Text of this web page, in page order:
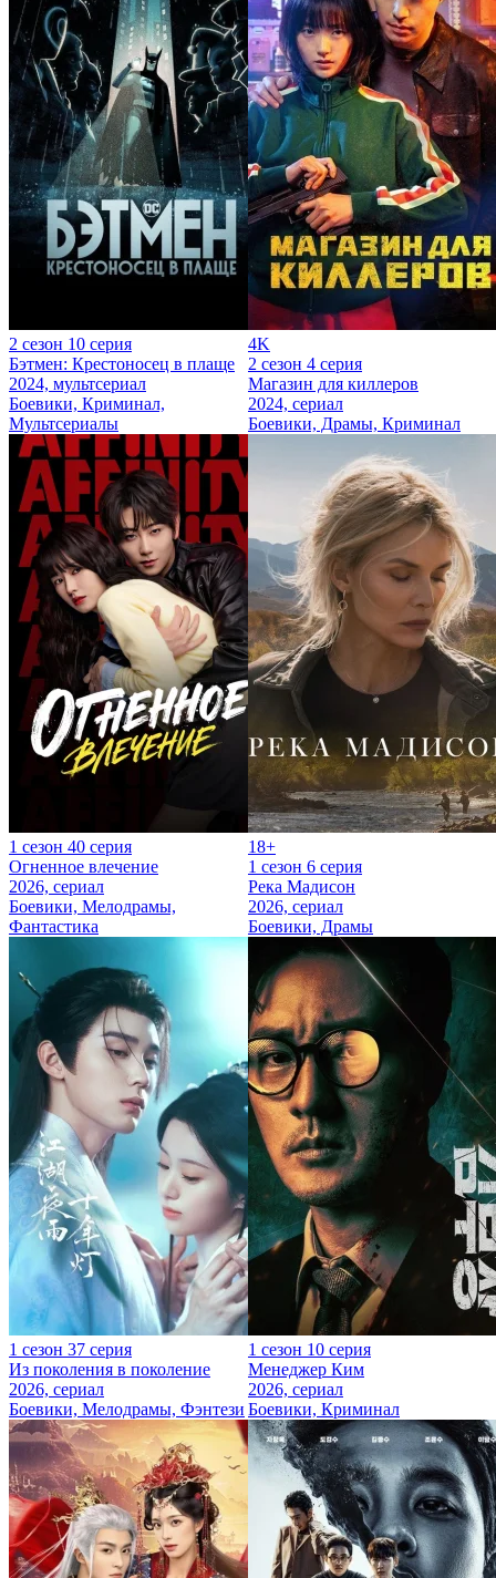
2 сезон 10 серия
Бэтмен: Крестоносец в плаще
2024, мультсериал
Боевики, Криминал,
Мультсериалы
4K
2 сезон 4 серия
Магазин для киллеров
2024, сериал
Боевики, Драмы, Криминал
1 сезон 40 серия
Огненное влечение
2026, сериал
Боевики, Мелодрамы,
Фантастика
18+
1 сезон 6 серия
Река Мадисон
2026, сериал
Боевики, Драмы
1 сезон 37 серия
Из поколения в поколение
2026, сериал
Боевики, Мелодрамы, Фэнтези
1 сезон 10 серия
Менеджер Ким
2026, сериал
Боевики, Криминал